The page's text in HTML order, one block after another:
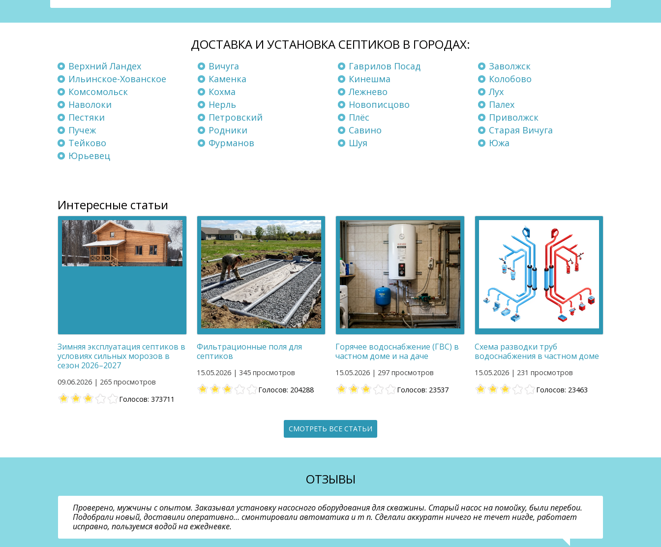
ДОСТАВКА И УСТАНОВКА СЕПТИКОВ В ГОРОДАХ:
Верхний Ландех
Ильинское-Хованское
Комсомольск
Наволоки
Пестяки
Пучеж
Тейково
Юрьевец
Вичуга
Каменка
Кохма
Нерль
Петровский
Родники
Фурманов
Гаврилов Посад
Кинешма
Лежнево
Новописцово
Плёс
Савино
Шуя
Заволжск
Колобово
Лух
Палех
Приволжск
Старая Вичуга
Южа
Интересные статьи
Зимняя эксплуатация септиков в
условиях сильных морозов в
сезон 2026–2027
09.06.2026 | 265 просмотров
Голосов: 373711
Фильтрационные поля для
септиков
15.05.2026 | 345 просмотров
Голосов: 204288
Горячее водоснабжение (ГВС) в
частном доме и на даче
15.05.2026 | 297 просмотров
Голосов: 23537
Схема разводки труб
водоснабжения в частном доме
15.05.2026 | 231 просмотров
Голосов: 23463
СМОТРЕТЬ ВСЕ СТАТЬИ
ОТЗЫВЫ
Проверено, мужчины с опытом. Заказывал установку насосного оборудования для скважины. Старый насос на помойку, были перебои.
Подобрали новый, доставили оперативно… смонтировали автоматика и т п. Сделали аккуратн ничего не течет нигде, работает
исправно, пользуемся водой на ежедневке.